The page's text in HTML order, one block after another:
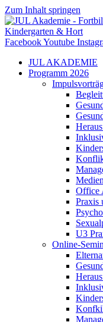
Zum Inhalt springen
FacebookYoutube
JUL AKADEMIE
Programm 2026
Office
Praxis
U3
Online-